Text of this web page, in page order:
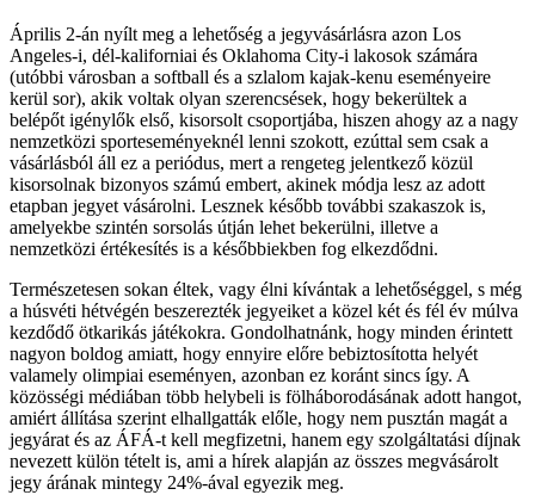
Április 2-án nyílt meg a lehetőség a jegyvásárlásra azon Los
Angeles-i, dél-kaliforniai és Oklahoma City-i lakosok számára
(utóbbi városban a softball és a szlalom kajak-kenu eseményeire
kerül sor), akik voltak olyan szerencsések, hogy bekerültek a
belépőt igénylők első, kisorsolt csoportjába, hiszen ahogy az a nagy
nemzetközi sporteseményeknél lenni szokott, ezúttal sem csak a
vásárlásból áll ez a periódus, mert a rengeteg jelentkező közül
kisorsolnak bizonyos számú embert, akinek módja lesz az adott
etapban jegyet vásárolni. Lesznek később további szakaszok is,
amelyekbe szintén sorsolás útján lehet bekerülni, illetve a
nemzetközi értékesítés is a későbbiekben fog elkezdődni.
Természetesen sokan éltek, vagy élni kívántak a lehetőséggel, s még
a húsvéti hétvégén beszerezték jegyeiket a közel két és fél év múlva
kezdődő ötkarikás játékokra. Gondolhatnánk, hogy minden érintett
nagyon boldog amiatt, hogy ennyire előre bebiztosította helyét
valamely olimpiai eseményen, azonban ez koránt sincs így. A
közösségi médiában több helybeli is fölháborodásának adott hangot,
amiért állítása szerint elhallgatták előle, hogy nem pusztán magát a
jegyárat és az ÁFÁ-t kell megfizetni, hanem egy szolgáltatási díjnak
nevezett külön tételt is, ami a hírek alapján az összes megvásárolt
jegy árának mintegy 24%-ával egyezik meg.